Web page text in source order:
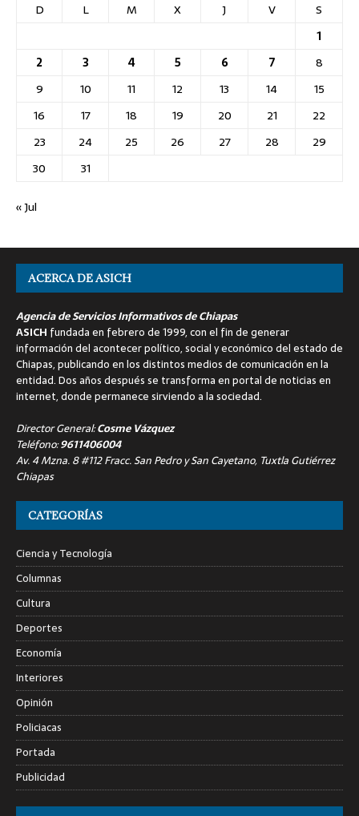
D
L M X J V
S
1
2
3 4 5 6 7
8
9
10 11 12 13 14
15
16
17 18 19 20 21
22
23
24 25 26 27 28
29
30
31
« Jul
ACERCA DE ASICH
Agencia de Servicios Informativos de Chiapas
ASICH fundada en febrero de 1999, con el fin de generar
información del acontecer político, social y económico del estado de
Chiapas, publicando en los distintos medios de comunicación en la
entidad. Dos años después se transforma en portal de noticias en
internet, donde permanece sirviendo a la sociedad.
Director General:Cosme Vázquez
Teléfono:9611406004
Av. 4 Mzna. 8 #112 Fracc. San Pedro y San Cayetano, Tuxtla Gutiérrez
Chiapas
CATEGORÍAS
Ciencia y Tecnología
Columnas
Cultura
Deportes
Economía
Interiores
Opinión
Policiacas
Portada
Publicidad